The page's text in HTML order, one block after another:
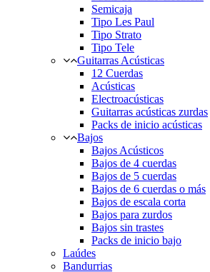
Semicaja
Tipo Les Paul
Tipo Strato
Tipo Tele
Guitarras Acústicas
12 Cuerdas
Acústicas
Electroacústicas
Guitarras acústicas zurdas
Packs de inicio acústicas
Bajos
Bajos Acústicos
Bajos de 4 cuerdas
Bajos de 5 cuerdas
Bajos de 6 cuerdas o más
Bajos de escala corta
Bajos para zurdos
Bajos sin trastes
Packs de inicio bajo
Laúdes
Bandurrias